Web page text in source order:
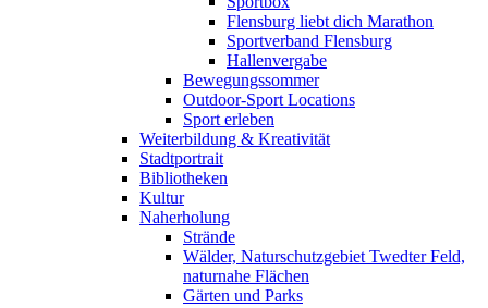
Flensburg liebt dich Marathon
Sportverband Flensburg
Hallenvergabe
Bewegungssommer
Outdoor-Sport Locations
Sport erleben
Weiterbildung & Kreativität
Stadtportrait
Bibliotheken
Kultur
Naherholung
Strände
Wälder, Naturschutzgebiet Twedter Feld,
naturnahe Flächen
Gärten und Parks